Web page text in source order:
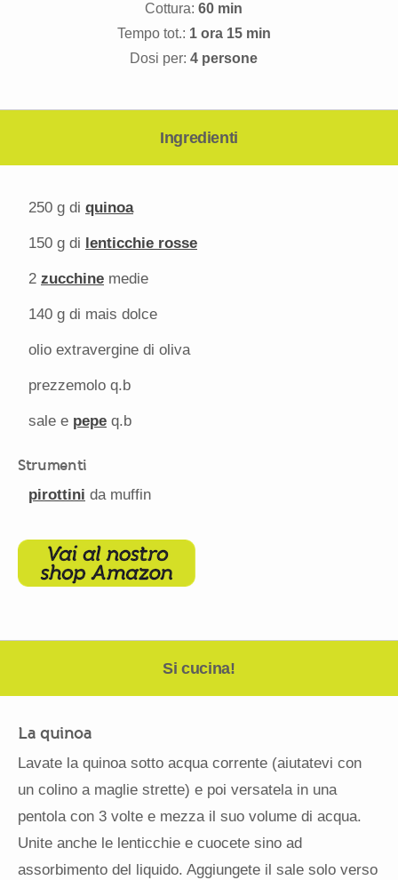
Cottura: 60 min
Tempo tot.: 1 ora 15 min
Dosi per: 4 persone
Ingredienti
250 g di quinoa
150 g di lenticchie rosse
2 zucchine medie
140 g di mais dolce
olio extravergine di oliva
prezzemolo q.b
sale e pepe q.b
Strumenti
pirottini da muffin
Si cucina!
La quinoa
Lavate la quinoa sotto acqua corrente (aiutatevi con
un colino a maglie strette) e poi versatela in una
pentola con 3 volte e mezza il suo volume di acqua.
Unite anche le lenticchie e cuocete sino ad
assorbimento del liquido. Aggiungete il sale solo verso